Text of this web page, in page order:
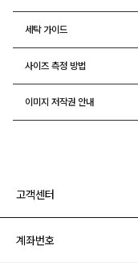
세탁 가이드
사이즈 측정 방법
이미지 저작권 안내
고객센터
계좌번호